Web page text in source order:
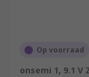
Op voorraad
onsemi 1, 9.1 V